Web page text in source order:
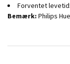
Forventet
Bemærk: Philips